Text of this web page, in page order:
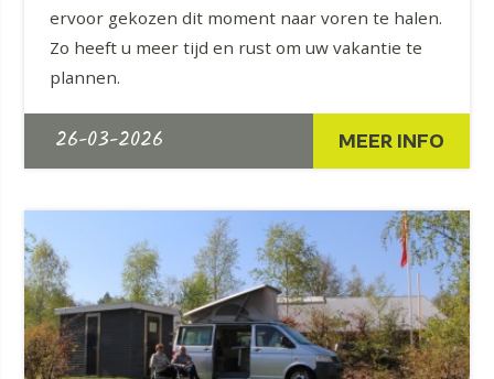
ervoor gekozen dit moment naar voren te halen.
Zo heeft u meer tijd en rust om uw vakantie te
plannen.
26-03-2026 MEER INFO